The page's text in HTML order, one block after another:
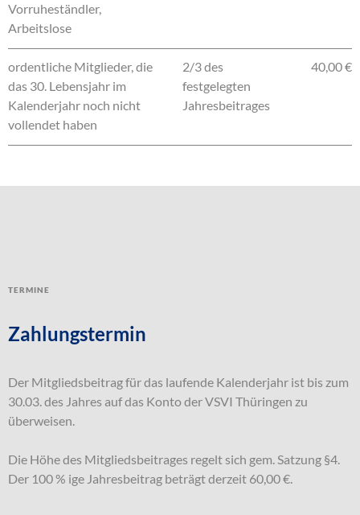
Vorruheständler,
Arbeitslose
ordentliche Mitglieder, die
das 30. Lebensjahr im
Kalenderjahr noch nicht
vollendet haben
2/3 des
festgelegten
Jahresbeitrages
40,00 €
Termine
Zahlungstermin
Der Mitgliedsbeitrag für das laufende Kalenderjahr ist bis zum
30.03. des Jahres auf das Konto der VSVI Thüringen zu
überweisen.
Die Höhe des Mitgliedsbeitrages regelt sich gem. Satzung §4.
Der 100 % ige Jahresbeitrag beträgt derzeit 60,00 €.